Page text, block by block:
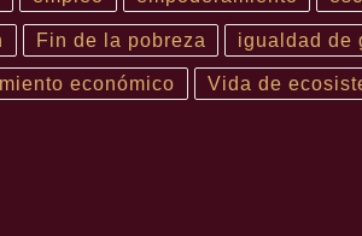
Fin de la pobreza igualdad de
económico Vida de